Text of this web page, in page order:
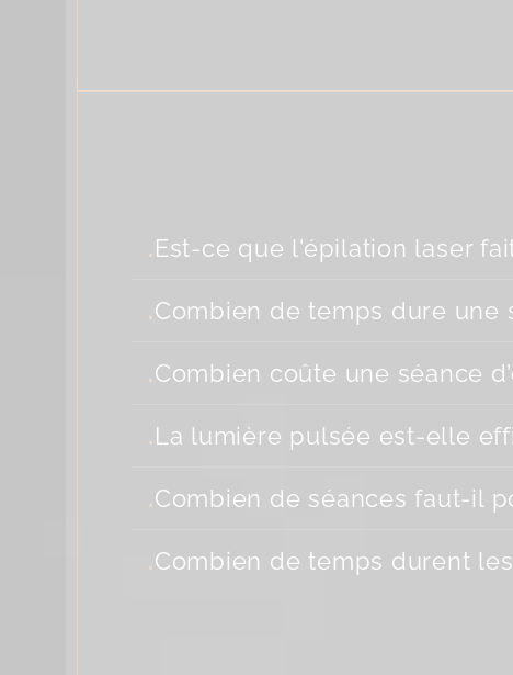
.Est-ce que l'épilation laser
.Combien de temps dure une
.Combien coûte une séance
.La lumière pulsée est-elle
.Combien de séances faut-il
.Combien de temps durent